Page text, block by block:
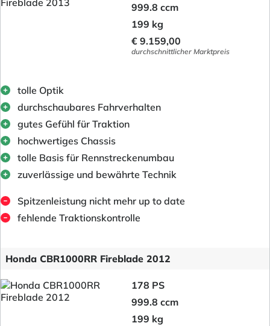
999.8 ccm
199 kg
€ 9.159,00
durchschnittlicher Marktpreis
tolle Optik
durchschaubares Fahrverhalten
gutes Gefühl für Traktion
hochwertiges Chassis
tolle Basis für Rennstreckenumbau
zuverlässige und bewährte Technik
Spitzenleistung nicht mehr up to date
fehlende Traktionskontrolle
Honda CBR1000RR Fireblade 2012
178 PS
999.8 ccm
199 kg